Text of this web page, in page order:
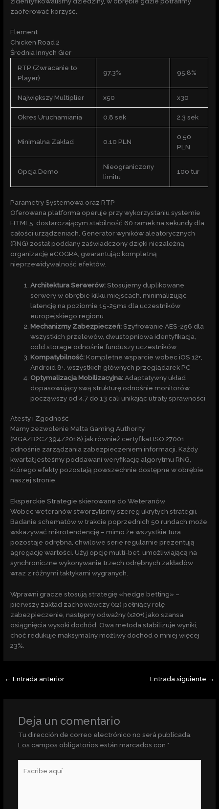
zaoferować korzyść.
Element
Chicken Road 2
Średnia Innych Gier
RTP (Zwracanie to
Player)
97.3% 95.8%
Największy Multiplier x50 x30
Okres Uruchamiania 0.8 sek 2.3 sek
Minimalna Zakład 0.10 PLN
0.50
PLN
Opcja Demo
Nieograniczony
limitu
100 tur
Parametry Systemowa oraz RTP
Oferowana platforma operuje przy wykorzystaniu systemie
HTML5, dostarczającym stabilność 60 ramek na sekundy dla
całości urządzeniach. Generator wyników aleatorycznych
(RNG) został poddany zaświadczony dzięki niezależną
organizację eCOGRA, gwarantując kompletną
nieprzewidywalność efektów.
Architektura Serwerów:Stosujemy duplikowane
serwery w obrębie kilku miejscach, minimalizując
latencję na poziomie 15-25ms dla uczestników
europejskiego regionu
Mechanizmy Zabezpieczeń:Szyfrowanie AES-256 dla
wszystkich przelewów, dwustopniowa identyfikacja,
cold storage odnośnie funduszy uczestników
Kompatybilność: Kompletne wsparcie wobec iOS 12+,
Android 8+, wszystkich głównych przeglądarek PC
Optymalizacja Mobilizacyjna: Adaptatywny układ
dopasowujący swą strukturę odnośnie monitorów
począwszy od 4.7 do 13 cali unikając utraty sprawności
Atesty i Zgodność
Mamy zezwolenie Malta Gaming Authority
(MGA/B2C/394/2018) jak również certyfikat ISO 27001
odnośnie zarządzania zabezpieczeniem informacji. Każdy
kwartał jesteśmy poddawani weryfikację algorytmu RNG,
którego efekty pozostają powszechnie dostępne w obrębie
naszej stronie.
Eksperckie Strategie skierowane do Weteranów
Wobec weteranów stworzyliśmy szereg ukrytych strategii.
Badanie schematów w trakcie poprzednich 50 rundach może
wskazywać mikrotendencję – mimo że wszystkie tura
pozostaje odrębna, chwilowe serie regularnie prezentują
agregację wartości. Użyj opcję multi-bet, umożliwiającą na
synchroniczne wykonywanie trzech odrębnych zakładów
wraz z różnymi taktykami wygranych.
Wprawni gracze stosują strategię «hedge betting» –
pierwszy zakład zachowawczy (x2) pełniący rolę
zabezpieczenie, następny odważny (x20+) jako szansa
osiągnięcia wysoki dochód. Owa metoda stabilizuje wyniki,
choć redukuje maksymalny możliwy dochód o mniej więcej
23%.
← Entrada anterior Entrada siguiente →
Deja un comentario
Tu dirección de correo electrónico no será publicada.
Los campos obligatorios están marcados con *
aquí...